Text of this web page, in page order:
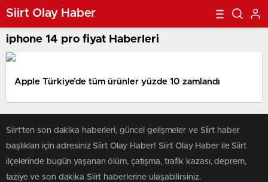
Siirt Olay Haber
iphone 14 pro fiyat Haberleri
Apple Türkiye’de tüm ürünler yüzde 10 zamlandı
Siirt'ten son dakika haberleri, güncel gelişmeler ve Siirt haber
başlıkları için adresiniz Siirt Olay Haber! Siirt Olay Haber ile Siirt
ilçelerinde bugün yaşanan ölüm, çatışma, trafik kazası, deprem,
taziye ve son dakika Siirt haberlerine ulaşabilirsiniz.